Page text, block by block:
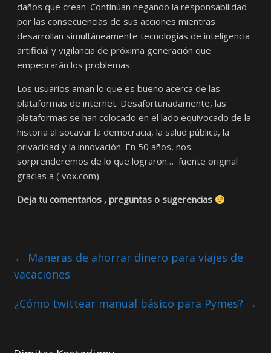
daños que crean. Continúan negando la responsabilidad
por las consecuencias de sus acciones mientras
desarrollan simultáneamente tecnologías de inteligencia
artificial y vigilancia de próxima generación que
empeorarán los problemas.
Los usuarios aman lo que es bueno acerca de las
plataformas de internet. Desafortunadamente, las
plataformas se han colocado en el lado equivocado de la
historia al socavar la democracia, la salud pública, la
privacidad y la innovación. En 50 años, nos
sorprenderemos de lo que lograron… fuente original
gracias a ( vox.com)
Deja tu comentarios , preguntas o sugerencias
← Maneras de ahorrar dinero para viajes de
vacaciones
¿Cómo twittear manual básico para Pymes? →